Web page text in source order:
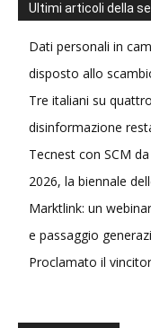
Ultimi articoli della
Dati personali in
disposto allo
Tre italiani su
disinformazione
Tecnest con SCM
2026, la biennale
Marktlink: un
e passaggio
Proclamato il